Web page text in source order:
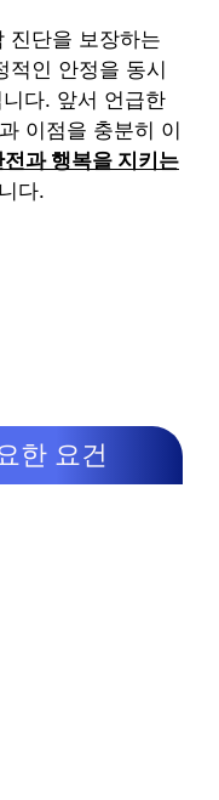
진단을 보장하는
적인 안정을 동시
니다. 앞서 언급한
이점을 충분히 이
전과 행복을 지키는
다.
한 요건